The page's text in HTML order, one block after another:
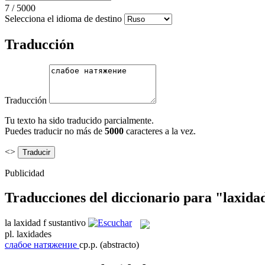
7 / 5000
Selecciona el idioma de destino
Traducción
Traducción
Tu texto ha sido traducido parcialmente.
Puedes traducir no más de 5000 caracteres a la vez.
<>
Publicidad
Traducciones del diccionario para
la laxidad f sustantivo
pl. laxidades
слабое натяжение ср.р. (abstracto)